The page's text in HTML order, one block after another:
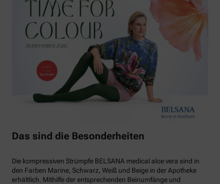
Das sind die Besonderheiten
Die kompressiven Strümpfe BELSANA medical aloe vera sind in
den Farben Marine, Schwarz, Weiß und Beige in der Apotheke
erhältlich. Mithilfe der entsprechenden Beinumfänge und